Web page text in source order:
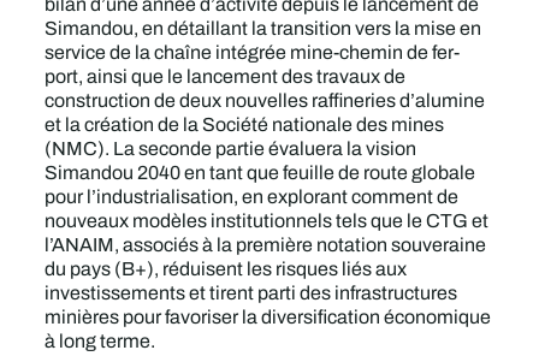
Simandou, en détaillant la transition vers la mise en
service de la chaîne intégrée mine-chemin de fer-
port, ainsi que le lancement des travaux de
construction de deux nouvelles raffineries d’alumine
et la création de la Société nationale des mines
(NMC). La seconde partie évaluera la vision
Simandou 2040 en tant que feuille de route globale
pour l’industrialisation, en explorant comment de
nouveaux modèles institutionnels tels que le CTG et
l’ANAIM, associés à la première notation souveraine
du pays (B+), réduisent les risques liés aux
investissements et tirent parti des infrastructures
minières pour favoriser la diversification économique
à long terme.